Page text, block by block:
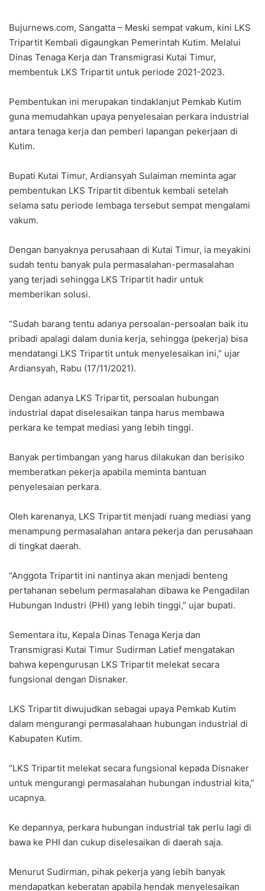
Bujurnews.com, Sangatta – Meski sempat vakum, kini LKS
Tripartit Kembali digaungkan Pemerintah Kutim. Melalui
Dinas Tenaga Kerja dan Transmigrasi Kutai Timur,
membentuk LKS Tripartit untuk periode 2021-2023.
Pembentukan ini merupakan tindaklanjut Pemkab Kutim
guna memudahkan upaya penyelesaian perkara industrial
antara tenaga kerja dan pemberi lapangan pekerjaan di
Kutim.
Bupati Kutai Timur, Ardiansyah Sulaiman meminta agar
pembentukan LKS Tripartit dibentuk kembali setelah
selama satu periode lembaga tersebut sempat mengalami
vakum.
Dengan banyaknya perusahaan di Kutai Timur, ia meyakini
sudah tentu banyak pula permasalahan-permasalahan
yang terjadi sehingga LKS Tripartit hadir untuk
memberikan solusi.
“Sudah barang tentu adanya persoalan-persoalan baik itu
pribadi apalagi dalam dunia kerja, sehingga (pekerja) bisa
mendatangi LKS Tripartit untuk menyelesaikan ini,” ujar
Ardiansyah, Rabu (17/11/2021).
Dengan adanya LKS Tripartit, persoalan hubungan
industrial dapat diselesaikan tanpa harus membawa
perkara ke tempat mediasi yang lebih tinggi.
Banyak pertimbangan yang harus dilakukan dan berisiko
memberatkan pekerja apabila meminta bantuan
penyelesaian perkara.
Oleh karenanya, LKS Tripartit menjadi ruang mediasi yang
menampung permasalahan antara pekerja dan perusahaan
di tingkat daerah.
“Anggota Tripartit ini nantinya akan menjadi benteng
pertahanan sebelum permasalahan dibawa ke Pengadilan
Hubungan Industri (PHI) yang lebih tinggi,” ujar bupati.
Sementara itu, Kepala Dinas Tenaga Kerja dan
Transmigrasi Kutai Timur Sudirman Latief mengatakan
bahwa kepengurusan LKS Tripartit melekat secara
fungsional dengan Disnaker.
LKS Tripartit diwujudkan sebagai upaya Pemkab Kutim
dalam mengurangi permasalahaan hubungan industrial di
Kabupaten Kutim.
“LKS Tripartit melekat secara fungsional kepada Disnaker
untuk mengurangi permasalahan hubungan industrial kita,”
ucapnya.
Ke depannya, perkara hubungan industrial tak perlu lagi di
bawa ke PHI dan cukup diselesaikan di daerah saja.
Menurut Sudirman, pihak pekerja yang lebih banyak
mendapatkan keberatan apabila hendak menyelesaikan